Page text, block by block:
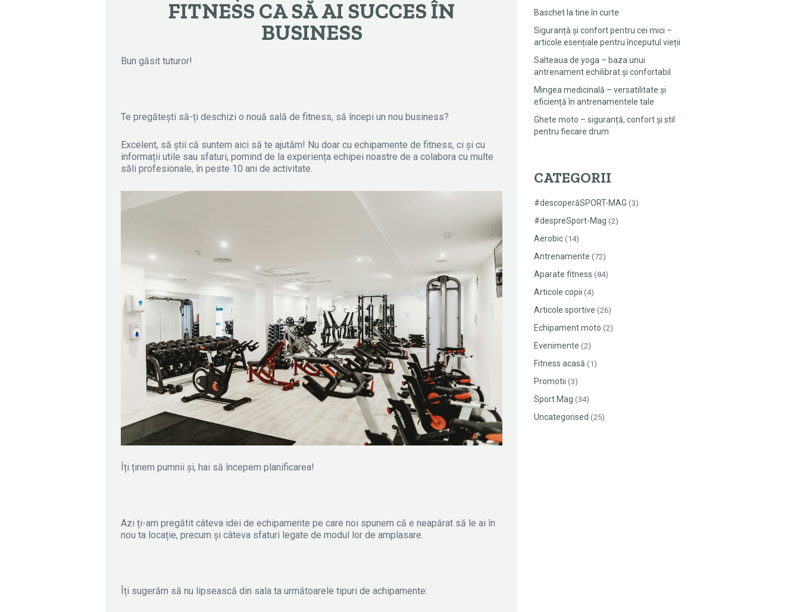
FITNESS CA SĂ AI SUCCES ÎN
BUSINESS
Bun găsit tuturor!
Te pregătești să-ți deschizi o nouă sală de fitness, să începi un nou business?
Excelent, să știi că suntem aici să te ajutăm! Nu doar cu echipamente de fitness, ci și cu
informații utile sau sfaturi, pornind de la experiența echipei noastre de a colabora cu multe
săli profesionale, în peste 10 ani de activitate.
Îți ținem pumnii și, hai să începem planificarea!
Azi ți-am pregătit câteva idei de echipamente pe care noi spunem că e neapărat să le ai în
nou ta locație, precum și câteva sfaturi legate de modul lor de amplasare.
Îți sugerăm să nu lipsească din sala ta următoarele tipuri de achipamente:
Baschet la tine în curte
Siguranță și confort pentru cei mici –
articole esențiale pentru începutul vieții
Salteaua de yoga – baza unui
antrenament echilibrat și confortabil
Mingea medicinală – versatilitate și
eficiență în antrenamentele tale
Ghete moto – siguranță, confort și stil
pentru fiecare drum
CATEGORII
#descoperăSPORT-MAG (3)
#despreSport-Mag (2)
Aerobic (14)
Antrenamente (72)
Aparate fitness (84)
Articole copii (4)
Articole sportive (26)
Echipament moto (2)
Evenimente (2)
Fitness acasă (1)
Promotii (3)
Sport Mag (34)
Uncategorised (25)